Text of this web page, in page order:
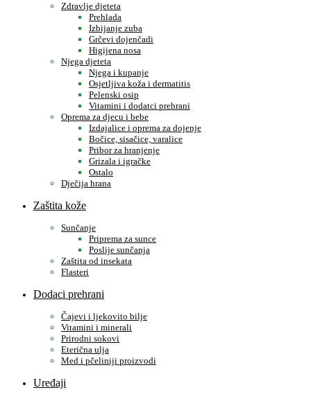
Zdravlje djeteta
Prehlada
Izbijanje zuba
Grčevi dojenčadi
Higijena nosa
Njega djeteta
Njega i kupanje
Osjetljiva koža i dermatitis
Pelenski osip
Vitamini i dodatci prehrani
Oprema za djecu i bebe
Izdajalice i oprema za dojenje
Bočice, sisačice, varalice
Pribor za hranjenje
Grizala i igračke
Ostalo
Dječija hrana
Zaštita kože
Sunčanje
Priprema za sunce
Poslije sunčanja
Zaštita od insekata
Flasteri
Dodaci prehrani
Čajevi i ljekovito bilje
Vitamini i minerali
Prirodni sokovi
Eterična ulja
Med i pčeliniji proizvodi
Uređaji